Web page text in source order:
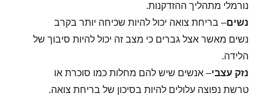
נורמלי מתהליך ההזדקנות.
נשים– בריחת צואה יכול להיות שכיחה יותר בקרב
נשים מאשר אצל גברים כי מצב זה יכול להיות סיבוך של
הלידה.
נזק עצבי– אנשים שיש להם מחלות כמו סוכרת או
טרשת נפוצה עלולים להיות בסיכון של בריחת צואה.